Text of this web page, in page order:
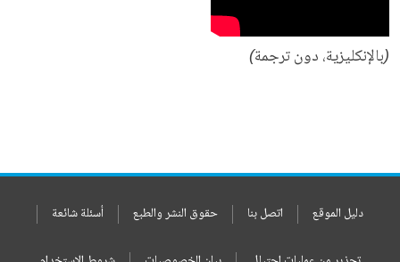
(بالإنكليزية، دون ترجمة)
دليل الموقع اتصل بنا حقوق النشر والطبع أسئلة شائعة